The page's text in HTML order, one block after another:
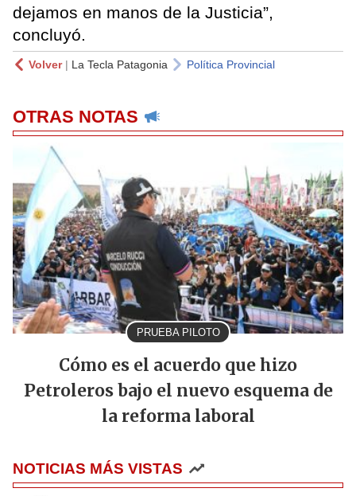
dejamos en manos de la Justicia”,
concluyó.
Volver| La Tecla Patagonia Política Provincial
OTRAS NOTAS
PRUEBA PILOTO
Cómo es el acuerdo que hizo
Petroleros bajo el nuevo esquema de
la reforma laboral
NOTICIAS MÁS VISTAS